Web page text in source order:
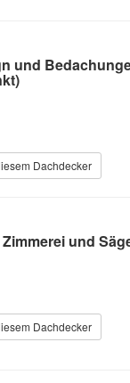
und
Dachdecker
und
Dachdecker